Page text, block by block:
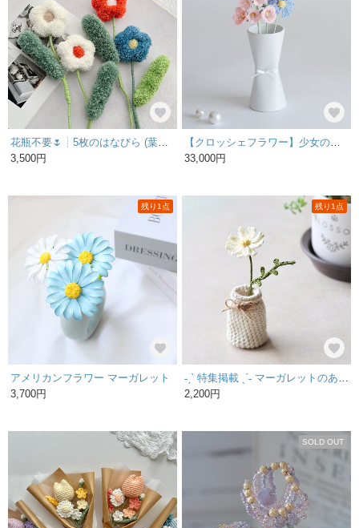
3,500円
33,000円
残り1点
アメリカンフラワー マーガレット
3,700円
残り1点
2,200円
SOLD OUT